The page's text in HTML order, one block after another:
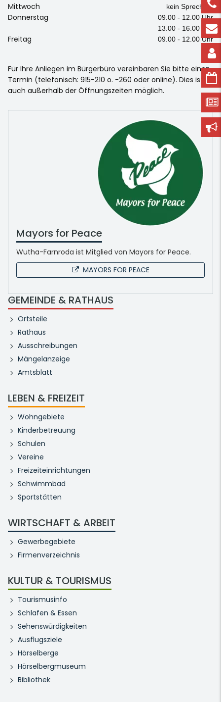
Mittwoch kein Sprechtag
Donnerstag
09.00 - 12.00 Uhr
13.00 - 16.00 Uhr
Freitag 09.00 - 12.00 Uhr
Für Ihre Anliegen im Bürgerbüro vereinbaren Sie bitte einen
Termin (telefonisch: 915-210 o. -260 oder online). Dies ist
auch außerhalb der Öffnungszeiten möglich.
Mayors for Peace
Wutha-Farnroda ist Mitglied von Mayors for Peace.
MAYORS FOR PEACE
GEMEINDE & RATHAUS
Ortsteile
Rathaus
Ausschreibungen
Mängelanzeige
Amtsblatt
LEBEN & FREIZEIT
Wohngebiete
Kinderbetreuung
Schulen
Vereine
Freizeiteinrichtungen
Schwimmbad
Sportstätten
WIRTSCHAFT & ARBEIT
Gewerbegebiete
Firmenverzeichnis
KULTUR & TOURISMUS
Tourismusinfo
Schlafen & Essen
Sehenswürdigkeiten
Ausflugsziele
Hörselberge
Hörselbergmuseum
Bibliothek